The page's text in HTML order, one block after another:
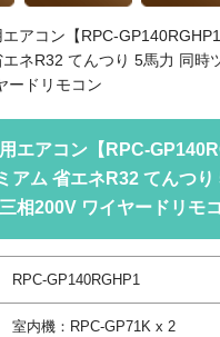
エアコン【RPC-
エネR32 てんつり 5馬力 同時
ードリモコン
エアコン【RPC-
アム 省エネR32 てんつ
相200V ワイヤードリモ
RPC-GP140RGHP1
室内機：RPC-GP71K x 2